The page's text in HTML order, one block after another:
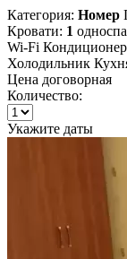
Категория: Номер
Кровати: 1
Wi-Fi Кондиционер
Холодильник
Цена договорная
Количество:
Укажите даты